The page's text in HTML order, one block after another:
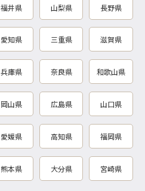
福井県 山梨県 長野県
愛知県 三重県 滋賀県
兵庫県 奈良県 和歌山県
岡山県 広島県 山口県
愛媛県 高知県 福岡県
熊本県 大分県 宮崎県